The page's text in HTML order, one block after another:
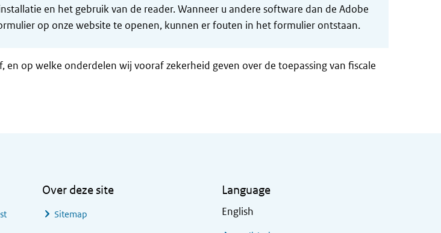
en het gebruik van de reader. Wanneer u andere software dan de Adobe
op onze website te openen, kunnen er fouten in het formulier ontstaan.
en op welke onderdelen wij vooraf zekerheid geven over de toepassing van fiscale
Over deze site
Sitemap
Language
English